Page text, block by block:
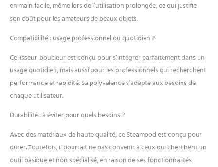
boucles plus rebondies*.
Ses plaques externes
chauffantes et plus larges
diffusent une chaleur
douce jusqu'à 100°C pour
des boucles mieux définies.
NOS CONSEILS DE PRO :
Appliquer le soin
SteamPod avant d'utiliser
L'appareil s'utilise avec une
calcaire/déminéralisée
uniquement. Choisir le
peigne et la température
en main facile, même lors de l’utilisation prolongée, ce qui justifie
son coût pour les amateurs de beaux objets.
Compatibilité : usage professionnel ou quotidien ?
Ce lisseur-boucleur est conçu pour s’intégrer parfaitement dans un
usage quotidien, mais aussi pour les professionnels qui recherchent
performance et rapidité. Sa polyvalence s’adapte aux besoins de
chaque utilisateur.
Durabilité : à éviter pour quels besoins ?
Avec des matériaux de haute qualité, ce Steampod est conçu pour
durer. Toutefois, il pourrait ne pas convenir à ceux qui cherchent un
outil basique et non spécialisé, en raison de ses fonctionnalités